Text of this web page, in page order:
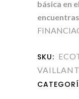
básica en
SKU:
VAILLANT